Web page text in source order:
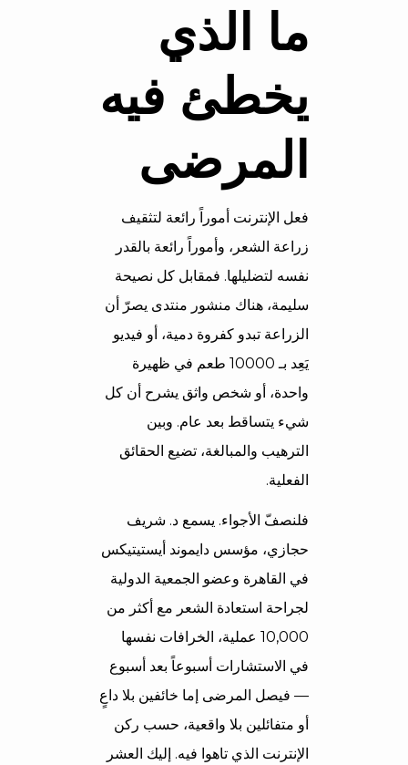
ما الذي
يخطئ فيه
المرضى
فعل الإنترنت أموراً رائعة لتثقيف
زراعة الشعر، وأموراً رائعة بالقدر
نفسه لتضليلها. فمقابل كل نصيحة
سليمة، هناك منشور منتدى يصرّ أن
الزراعة تبدو كفروة دمية، أو فيديو
يَعِد بـ 10000 طعم في ظهيرة
واحدة، أو شخص واثق يشرح أن كل
شيء يتساقط بعد عام. وبين
الترهيب والمبالغة، تضيع الحقائق
الفعلية.
فلنصفّ الأجواء. يسمع د. شريف
حجازي، مؤسس دايموند أيستيتيكس
في القاهرة وعضو الجمعية الدولية
لجراحة استعادة الشعر مع أكثر من
10,000 عملية، الخرافات نفسها
في الاستشارات أسبوعاً بعد أسبوع
— فيصل المرضى إما خائفين بلا داعٍ
أو متفائلين بلا واقعية، حسب ركن
الإنترنت الذي تاهوا فيه. إليك العشر